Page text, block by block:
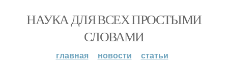
НАУКА ДЛЯ ВСЕХ ПРОСТЫМИ
СЛОВАМИ
главная новости статьи